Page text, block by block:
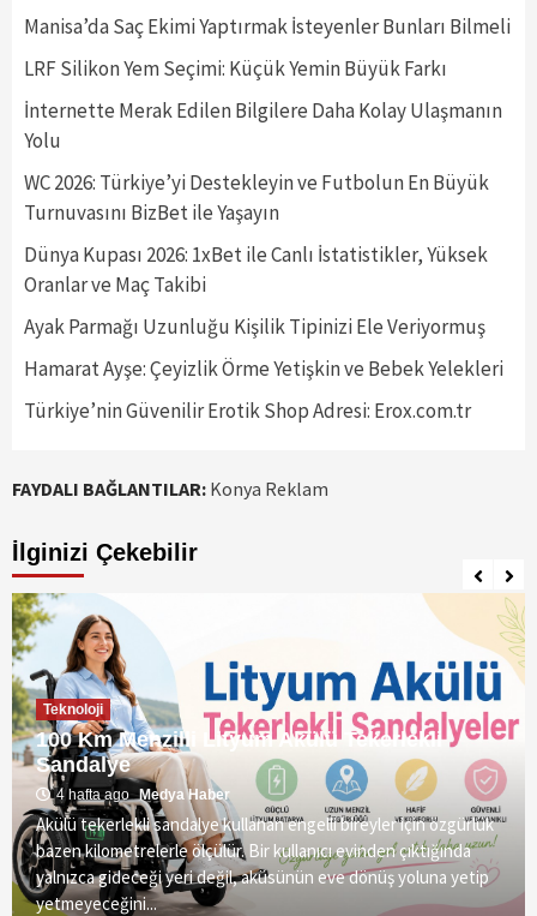
Manisa’da Saç Ekimi Yaptırmak İsteyenler Bunları Bilmeli
LRF Silikon Yem Seçimi: Küçük Yemin Büyük Farkı
İnternette Merak Edilen Bilgilere Daha Kolay Ulaşmanın
Yolu
WC 2026: Türkiye’yi Destekleyin ve Futbolun En Büyük
Turnuvasını BizBet ile Yaşayın
Dünya Kupası 2026: 1xBet ile Canlı İstatistikler, Yüksek
Oranlar ve Maç Takibi
Ayak Parmağı Uzunluğu Kişilik Tipinizi Ele Veriyormuş
Hamarat Ayşe: Çeyizlik Örme Yetişkin ve Bebek Yelekleri
Türkiye’nin Güvenilir Erotik Shop Adresi: Erox.com.tr
FAYDALI BAĞLANTILAR: Konya Reklam
İlginizi Çekebilir
Teknoloji
100 Km Menzilli Lityum Akülü Tekerlekli
Sandalye
4 hafta ago Medya Haber
Akülü tekerlekli sandalye kullanan engelli bireyler için özgürlük
bazen kilometrelerle ölçülür. Bir kullanıcı evinden çıktığında
yalnızca gideceği yeri değil, aküsünün eve dönüş yoluna yetip
yetmeyeceğini...